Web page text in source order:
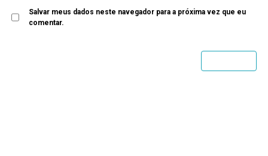
Salvar meus dados neste navegador para a próxima vez que eu
comentar.